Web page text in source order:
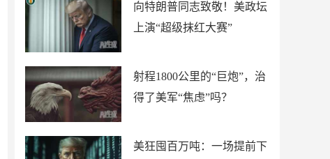
向特朗普同志致敬！美政坛
上演“超级抹红大赛”
射程1800公里的“巨炮”，治
得了美军“焦虑”吗？
美狂囤百万吨：一场提前下